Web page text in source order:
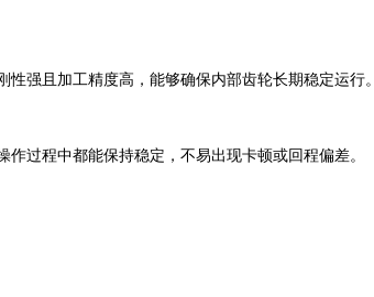
强且加工精度高，能够确保内部齿轮长期稳定运行。
过程中都能保持稳定，不易出现卡顿或回程偏差。